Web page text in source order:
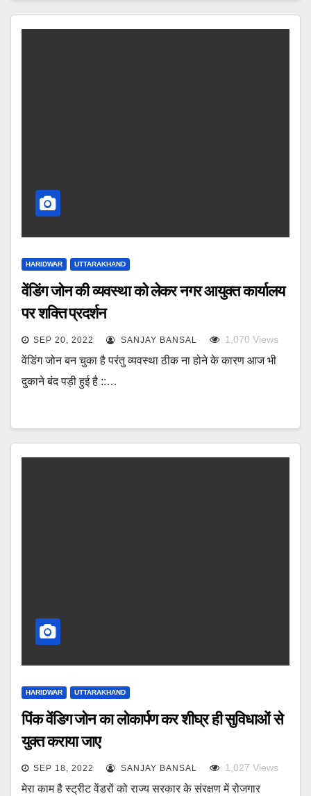
HARIDWAR UTTARAKHAND
वेंडिंग जोन की व्यवस्था को लेकर नगर आयुक्त कार्यालय
पर शक्ति प्रदर्शन
SEP 20, 2022 SANJAY BANSAL 1,070 Views
वेंडिंग जोन बन चुका है परंतु व्यवस्था ठीक ना होने के कारण आज भी
दुकाने बंद पड़ी हुई है ::…
HARIDWAR UTTARAKHAND
पिंक वेंडिग जोन का लोकार्पण कर शीघ्र ही सुविधाओं से
युक्त कराया जाए
SEP 18, 2022 SANJAY BANSAL 1,027 Views
मेरा काम है स्ट्रीट वेंडरों को राज्य सरकार के संरक्षण में रोजगार